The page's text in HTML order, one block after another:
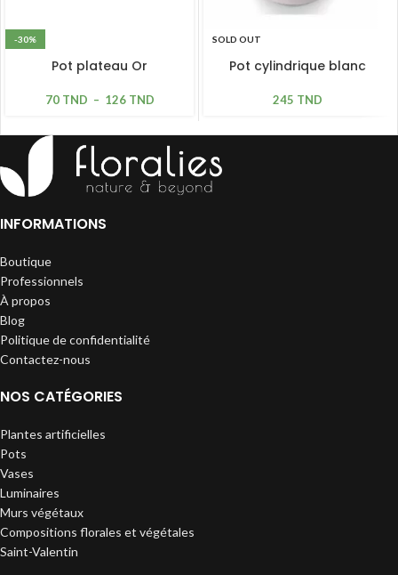
-30%
Pot plateau Or
70 TND – 126 TND
SOLD OUT
Pot cylindrique blanc
245 TND
INFORMATIONS
Boutique
Professionnels
À propos
Blog
Politique de confidentialité
Contactez-nous
NOS CATÉGORIES
Plantes artificielles
Pots
Vases
Luminaires
Murs végétaux
Compositions florales et végétales
Saint-Valentin